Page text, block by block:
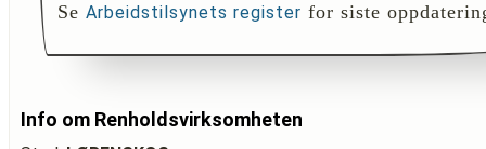
Se Arbeidstilsynets register for siste
Info om Renholdsvirksomheten